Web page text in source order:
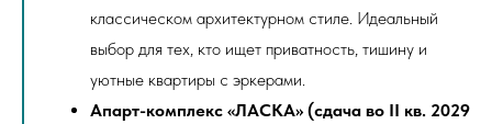
классическом архитектурном стиле. Идеальный
выбор для тех, кто ищет приватность, тишину и
уютные квартиры с эркерами.
Апарт-комплекс «ЛАСКА» (сдача во II кв. 2029